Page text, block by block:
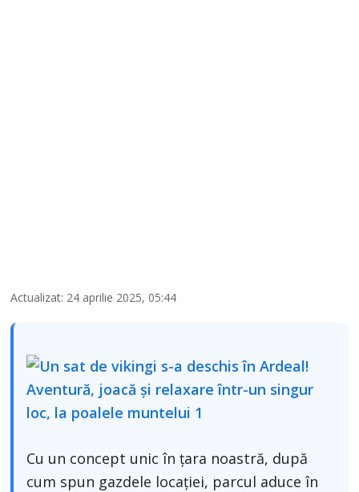
Actualizat: 24 aprilie 2025, 05:44
Cu un concept unic în țara noastră, după
cum spun gazdele locației, parcul aduce în